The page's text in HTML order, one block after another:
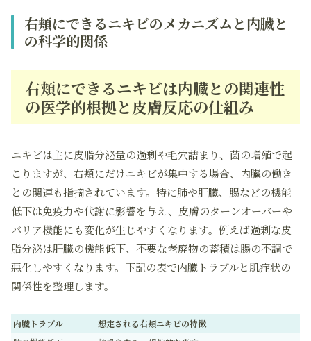
右頬にできるニキビのメカニズムと内臓と
の科学的関係
右頬にできるニキビは内臓との関連性
の医学的根拠と皮膚反応の仕組み
ニキビは主に皮脂分泌量の過剰や毛穴詰まり、菌の増殖で起
こりますが、右頬にだけニキビが集中する場合、内臓の働き
との関連も指摘されています。特に肺や肝臓、腸などの機能
低下は免疫力や代謝に影響を与え、皮膚のターンオーバーや
バリア機能にも変化が生じやすくなります。例えば過剰な皮
脂分泌は肝臓の機能低下、不要な老廃物の蓄積は腸の不調で
悪化しやすくなります。下記の表で内臓トラブルと肌症状の
関係性を整理します。
内臓トラブル
想定される右頬ニキビの特徴